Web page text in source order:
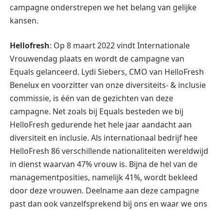
campagne onderstrepen we het belang van gelijke
kansen.
Hellofresh: Op 8 maart 2022 vindt Internationale
Vrouwendag plaats en wordt de campagne van
Equals gelanceerd. Lydi Siebers, CMO van HelloFresh
Benelux en voorzitter van onze diversiteits- & inclusie
commissie, is één van de gezichten van deze
campagne. Net zoals bij Equals besteden we bij
HelloFresh gedurende het hele jaar aandacht aan
diversiteit en inclusie. Als internationaal bedrijf hee
HelloFresh 86 verschillende nationaliteiten wereldwijd
in dienst waarvan 47% vrouw is. Bijna de hel van de
managementposities, namelijk 41%, wordt bekleed
door deze vrouwen. Deelname aan deze campagne
past dan ook vanzelfsprekend bij ons en waar we ons